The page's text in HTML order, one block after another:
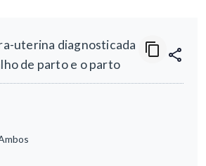
uterina diagnosticada
de parto e o parto